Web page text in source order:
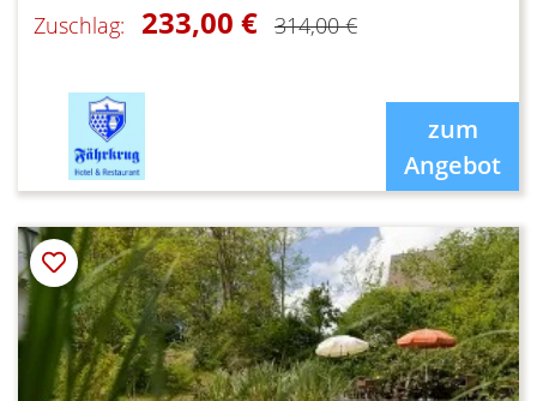
Zuschlag: 233,00 € 314,00 €
zum
Angebot